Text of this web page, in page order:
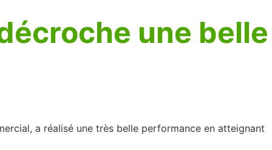
une belle
a réalisé une très belle performance en atteignant